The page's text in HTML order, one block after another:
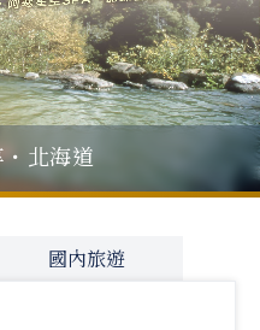
北海道
國內旅遊